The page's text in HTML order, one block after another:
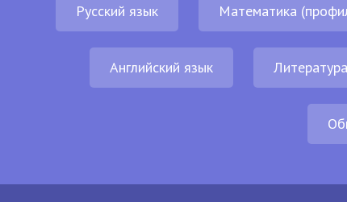
Русский язык Математика
Английский язык Литература